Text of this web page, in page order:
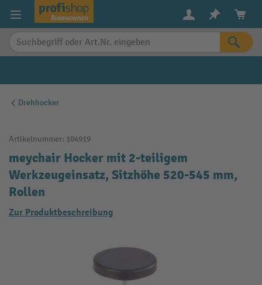
springen
Drehhocker
Artikelnummer: 104919
meychair Hocker mit 2-teiligem
Werkzeugeinsatz, Sitzhöhe 520-545 mm,
Rollen
Zur Produktbeschreibung